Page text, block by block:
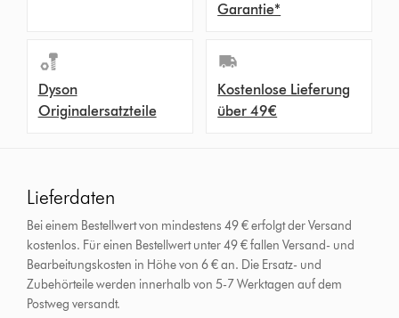
Garantie*
Dyson
Originalersatzteile
Kostenlose Lieferung
über 49€
Lieferdaten
Bei einem Bestellwert von mindestens 49 € erfolgt der Versand
kostenlos. Für einen Bestellwert unter 49 € fallen Versand- und
Bearbeitungskosten in Höhe von 6 € an. Die Ersatz- und
Zubehörteile werden innerhalb von 5-7 Werktagen auf dem
Postweg versandt.